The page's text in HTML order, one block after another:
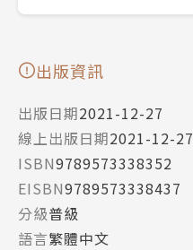
出版資訊
出版日期2021-12-27
線上出版日期2021-12-27
ISBN9789573338352
EISBN9789573338437
分級普級
語言繁體中文